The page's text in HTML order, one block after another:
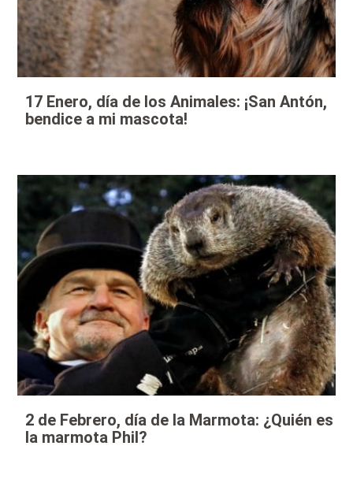
17 Enero, día de los Animales: ¡San Antón,
bendice a mi mascota!
2 de Febrero, día de la Marmota: ¿Quién es
la marmota Phil?